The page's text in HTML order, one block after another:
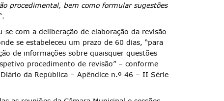
procedimental, bem como formular sugestões
com a deliberação de elaboração da revisão
se estabeleceu um prazo de 60 dias, “para
de informações sobre quaisquer questões
procedimento de revisão” – conforme
da República – Apêndice n.º 46 – II Série